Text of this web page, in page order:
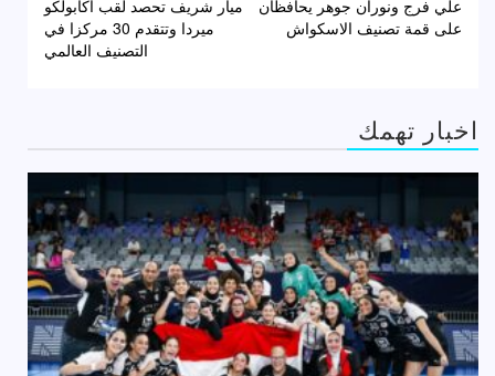
المقالات
ميار شريف تحصد لقب أكابولكو
ميردا وتتقدم 30 مركزا في
التصنيف العالمي
علي فرج ونوران جوهر يحافظان
على قمة تصنيف الاسكواش
اخبار تهمك